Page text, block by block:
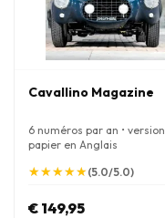
Cavallino Magazine
6 numéros par an • version
papier en Anglais
★
★★
★★
★★
★★
★(5.0/5.0)
€ 149,95